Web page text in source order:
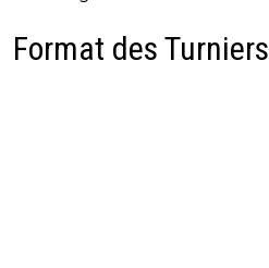
Format des Turniers